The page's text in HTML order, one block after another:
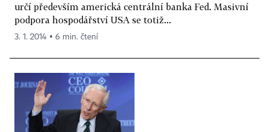
určí především americká centrální banka Fed. Masivní
podpora hospodářství USA se totiž...
3. 1. 2014 ▪ 6 min. čtení